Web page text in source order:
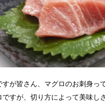
すが皆さん、マグロのお刺身っ
ですが、切り方によって美味